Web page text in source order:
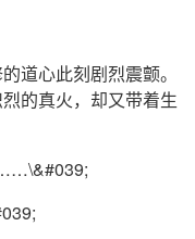
道心此刻剧烈震颤。
的真火，却又带着生